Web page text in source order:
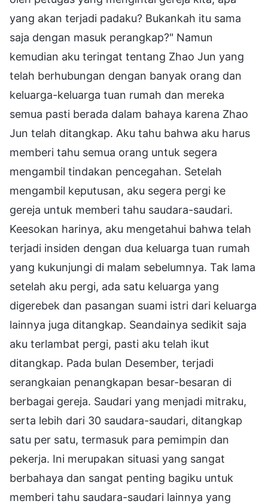
yang akan terjadi padaku? Bukankah itu sama
saja dengan masuk perangkap?" Namun
kemudian aku teringat tentang Zhao Jun yang
telah berhubungan dengan banyak orang dan
keluarga-keluarga tuan rumah dan mereka
semua pasti berada dalam bahaya karena Zhao
Jun telah ditangkap. Aku tahu bahwa aku harus
memberi tahu semua orang untuk segera
mengambil tindakan pencegahan. Setelah
mengambil keputusan, aku segera pergi ke
gereja untuk memberi tahu saudara-saudari.
Keesokan harinya, aku mengetahui bahwa telah
terjadi insiden dengan dua keluarga tuan rumah
yang kukunjungi di malam sebelumnya. Tak lama
setelah aku pergi, ada satu keluarga yang
digerebek dan pasangan suami istri dari keluarga
lainnya juga ditangkap. Seandainya sedikit saja
aku terlambat pergi, pasti aku telah ikut
ditangkap. Pada bulan Desember, terjadi
serangkaian penangkapan besar-besaran di
berbagai gereja. Saudari yang menjadi mitraku,
serta lebih dari 30 saudara-saudari, ditangkap
satu per satu, termasuk para pemimpin dan
pekerja. Ini merupakan situasi yang sangat
berbahaya dan sangat penting bagiku untuk
memberi tahu saudara-saudari lainnya yang